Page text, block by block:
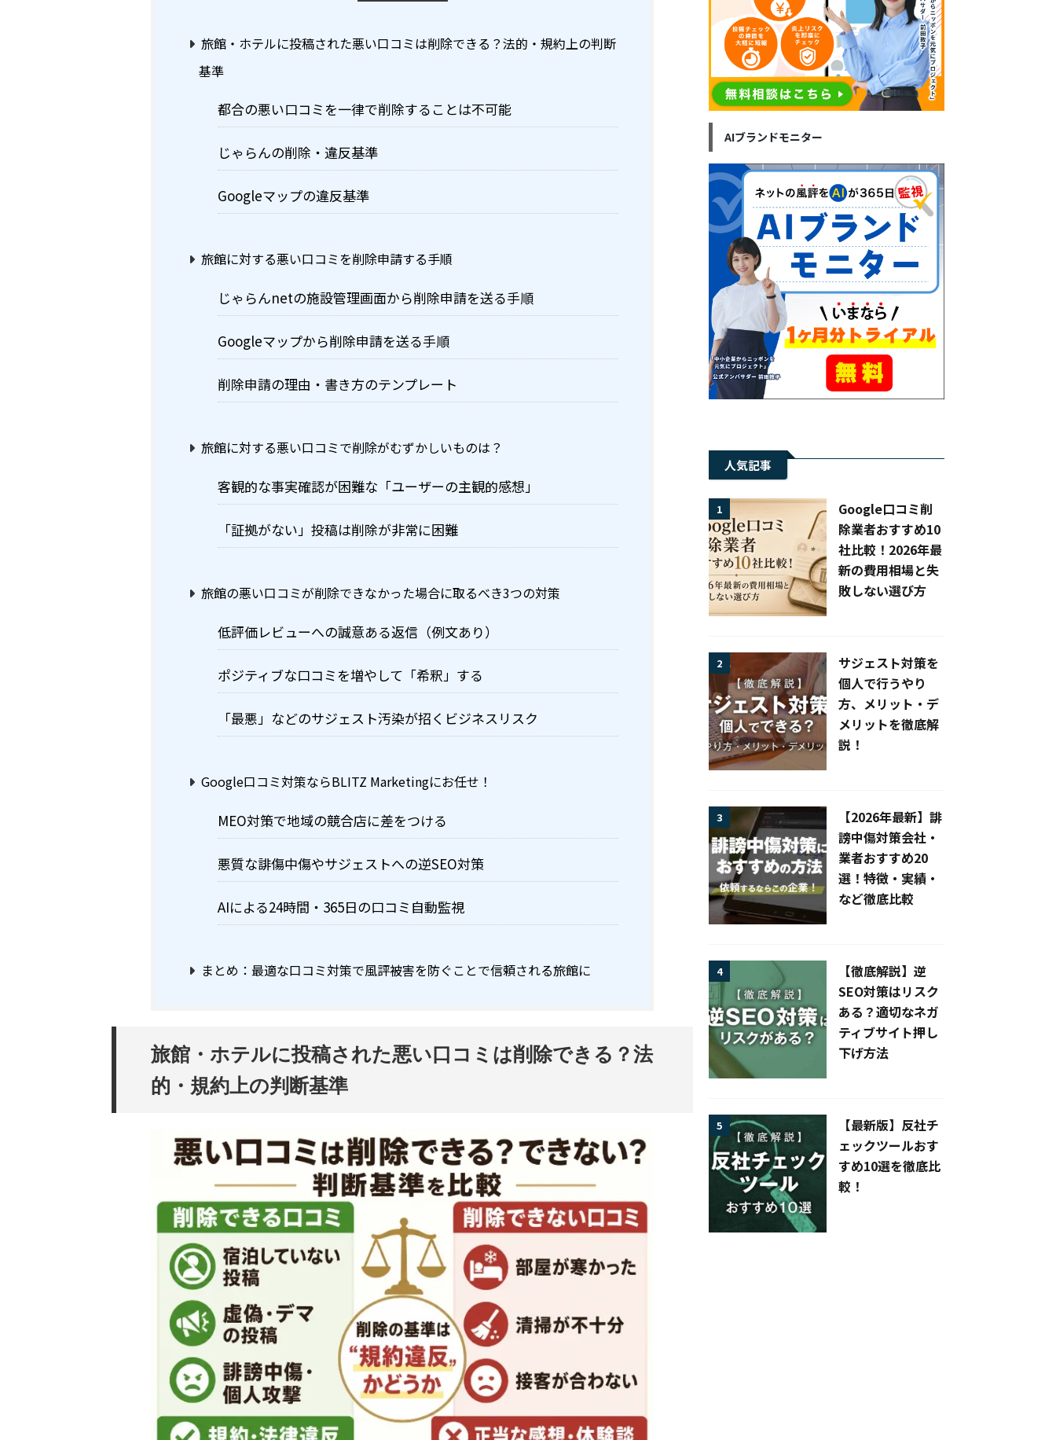
旅館・ホテルに投稿された悪い口コミは削除できる？法的・規約上の判断
基準
都合の悪い口コミを一律で削除することは不可能
じゃらんの削除・違反基準
Googleマップの違反基準
旅館に対する悪い口コミを削除申請する手順
じゃらんnetの施設管理画面から削除申請を送る手順
Googleマップから削除申請を送る手順
削除申請の理由・書き方のテンプレート
旅館に対する悪い口コミで削除がむずかしいものは？
客観的な事実確認が困難な「ユーザーの主観的感想」
「証拠がない」投稿は削除が非常に困難
旅館の悪い口コミが削除できなかった場合に取るべき3つの対策
低評価レビューへの誠意ある返信（例文あり）
ポジティブな口コミを増やして「希釈」する
「最悪」などのサジェスト汚染が招くビジネスリスク
Google口コミ対策ならBLITZ Marketingにお任せ！
MEO対策で地域の競合店に差をつける
悪質な誹傷中傷やサジェストへの逆SEO対策
AIによる24時間・365日の口コミ自動監視
まとめ：最適な口コミ対策で風評被害を防ぐことで信頼される旅館に
旅館・ホテルに投稿された悪い口コミは削除できる？法
的・規約上の判断基準
AIブランドモニター
人気記事
1
Google口コミ削
除業者おすすめ10
社比較！2026年最
新の費用相場と失
敗しない選び方
2
サジェスト対策を
個人で行うやり
方、メリット・デ
メリットを徹底解
説！
3
【2026年最新】誹
謗中傷対策会社・
業者おすすめ20
選！特徴・実績・
など徹底比較
4
【徹底解説】逆
SEO対策はリスク
ある？適切なネガ
ティブサイト押し
下げ方法
5
【最新版】反社チ
ェックツールおす
すめ10選を徹底比
較！